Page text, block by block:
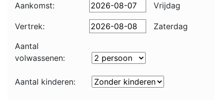
Aankomst: Vrijdag
Vertrek:
Zaterdag
Aantal
volwassenen:
Aantal kinderen: